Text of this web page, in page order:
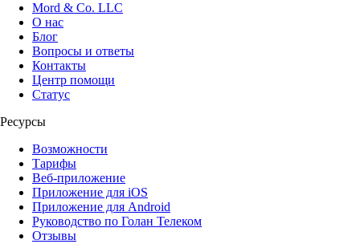
Mord & Co. LLC
О нас
Блог
Вопросы и ответы
Контакты
Центр помощи
Статус
Ресурсы
Возможности
Тарифы
Веб-приложение
Приложение для iOS
Приложение для Android
Руководство по Голан Телеком
Отзывы